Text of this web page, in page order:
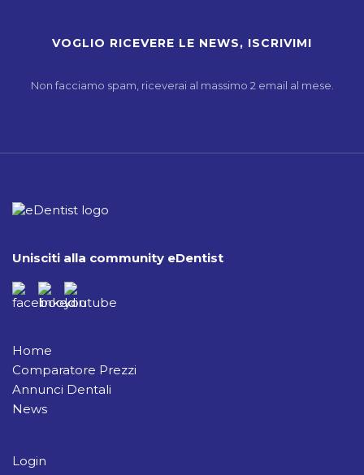
Non facciamo spam, riceverai al massimo 2 email al mese.
Unisciti alla community eDentist
Home
Comparatore Prezzi
Annunci Dentali
News
Login